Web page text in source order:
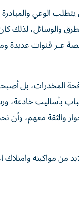
الوعي والمبادرة
لذلك كان
عبر قنوات
المخدرات، بل
بأساليب خادعة،
والثقة معهم، وأن
مواكبته وامتلاك